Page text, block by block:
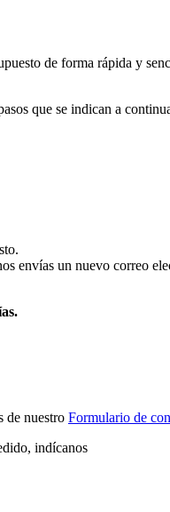
de forma rápida y
que se indican a
envías un nuevo correo
de nuestro Formulario de
indícanos